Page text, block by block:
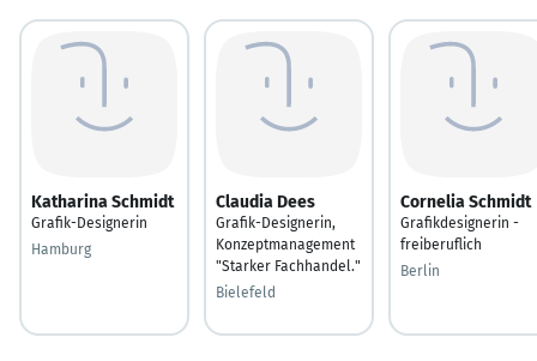
Katharina Schmidt
Grafik-Designerin
Hamburg
Claudia Dees
Grafik-Designerin,
Konzeptmanagement
"Starker Fachhandel."
Bielefeld
Cornelia Schmidt
Grafikdesignerin -
freiberuflich
Berlin